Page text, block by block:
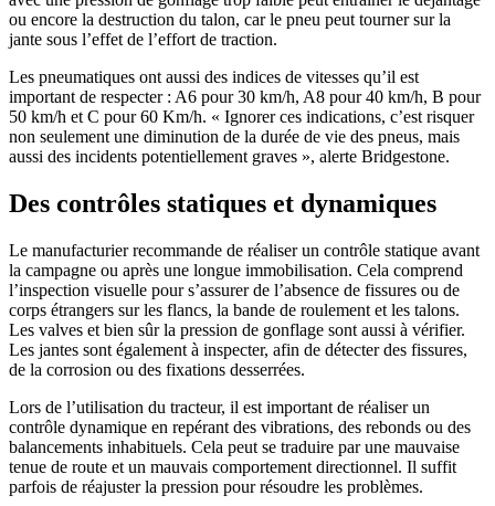
ou encore la destruction du talon, car le pneu peut tourner sur la
jante sous l’effet de l’effort de traction.
Les pneumatiques ont aussi des indices de vitesses qu’il est
important de respecter : A6 pour 30 km/h, A8 pour 40 km/h, B pour
50 km/h et C pour 60 Km/h. « Ignorer ces indications, c’est risquer
non seulement une diminution de la durée de vie des pneus, mais
aussi des incidents potentiellement graves », alerte Bridgestone.
Des contrôles statiques et dynamiques
Le manufacturier recommande de réaliser un contrôle statique avant
la campagne ou après une longue immobilisation. Cela comprend
l’inspection visuelle pour s’assurer de l’absence de fissures ou de
corps étrangers sur les flancs, la bande de roulement et les talons.
Les valves et bien sûr la pression de gonflage sont aussi à vérifier.
Les jantes sont également à inspecter, afin de détecter des fissures,
de la corrosion ou des fixations desserrées.
Lors de l’utilisation du tracteur, il est important de réaliser un
contrôle dynamique en repérant des vibrations, des rebonds ou des
balancements inhabituels. Cela peut se traduire par une mauvaise
tenue de route et un mauvais comportement directionnel. Il suffit
parfois de réajuster la pression pour résoudre les problèmes.